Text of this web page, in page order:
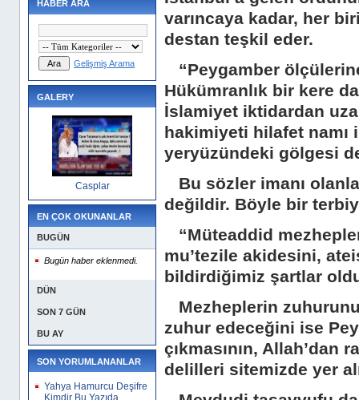
HABER ARA
Gelişmiş Arama
GALERY
Casplar
EN ÇOK OKUNANLAR
BUGÜN
Bugün haber eklenmedi.
DÜN
SON 7 GÜN
BU AY
SON YORUMLANANLAR
Yahya Hamurcu Deşifre
Kimdir Bu Yazıda..
varıncaya kadar, her
destan teşkil eder.
“Peygamber
Hükümranlık bir kere
İslamiyet iktidardan
hakimiyeti hilafet namı
yeryüzündeki gölgesi
Bu sözler imanı
değildir. Böyle bir
“Müteaddid
mu’tezile akidesini,
bildirdiğimiz şartlar
Mezheplerin
zuhur edeceğini ise
çıkmasının, Allah’dan
delilleri sitemizde yer